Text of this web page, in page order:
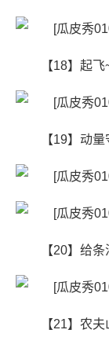
【18】起
【19】动量
【20】给
【21】农